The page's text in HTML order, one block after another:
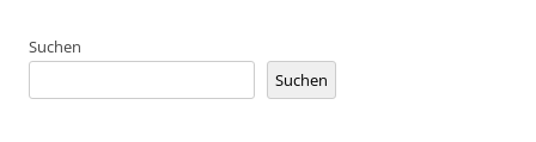
Suchen
Suchen